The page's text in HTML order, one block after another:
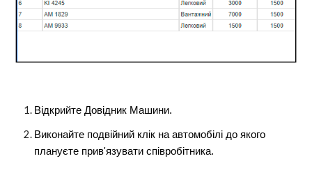
Відкрийте Довідник Машини.
Виконайте подвійний клік на автомобілі до якого
плануєте прив'язувати співробітника.